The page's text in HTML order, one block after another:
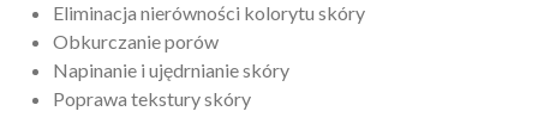
Eliminacja nierówności kolorytu skóry
Obkurczanie porów
Napinanie i ujędrnianie skóry
Poprawa tekstury skóry